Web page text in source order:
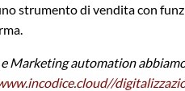
strumento di vendita con
Marketing automation